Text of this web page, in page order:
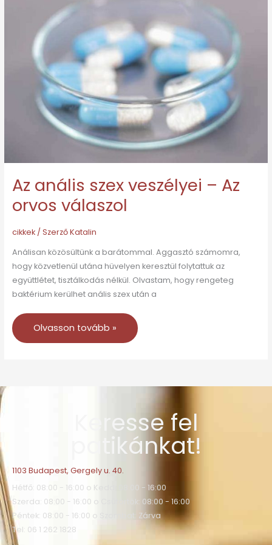
Az anális szex veszélyei – Az
orvos válaszol
cikkek/ SzerzőKatalin
Análisan közösültünk a barátommal. Aggasztó számomra,
hogy közvetlenül utána hüvelyen keresztül folytattuk az
együttlétet, tisztálkodás nélkül. Olvastam, hogy rengeteg
baktérium kerülhet anális szex után a
Olvasson tovább »
Keresse fel
patikánkat!
1103 Budapest, Gergely u. 40.
Hétfő: 08:00 - 16:00 o Kedd: 08:00 - 16:00
Szerda: 08:00 - 16:00 o Csütörtök: 08:00 - 16:00
Péntek: 08:00 - 16:00 o Szombat: Zárva
Tel: 06 1 262 1828